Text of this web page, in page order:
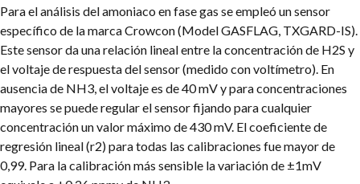
Para el análisis del amoniaco en fase gas se empleó un sensor
específico de la marca Crowcon (Model GASFLAG, TXGARD-IS).
Este sensor da una relación lineal entre la concentración de H2S y
el voltaje de respuesta del sensor (medido con voltímetro). En
ausencia de NH3, el voltaje es de 40 mV y para concentraciones
mayores se puede regular el sensor fijando para cualquier
concentración un valor máximo de 430 mV. El coeficiente de
regresión lineal (r2) para todas las calibraciones fue mayor de
0,99. Para la calibración más sensible la variación de ±1mV